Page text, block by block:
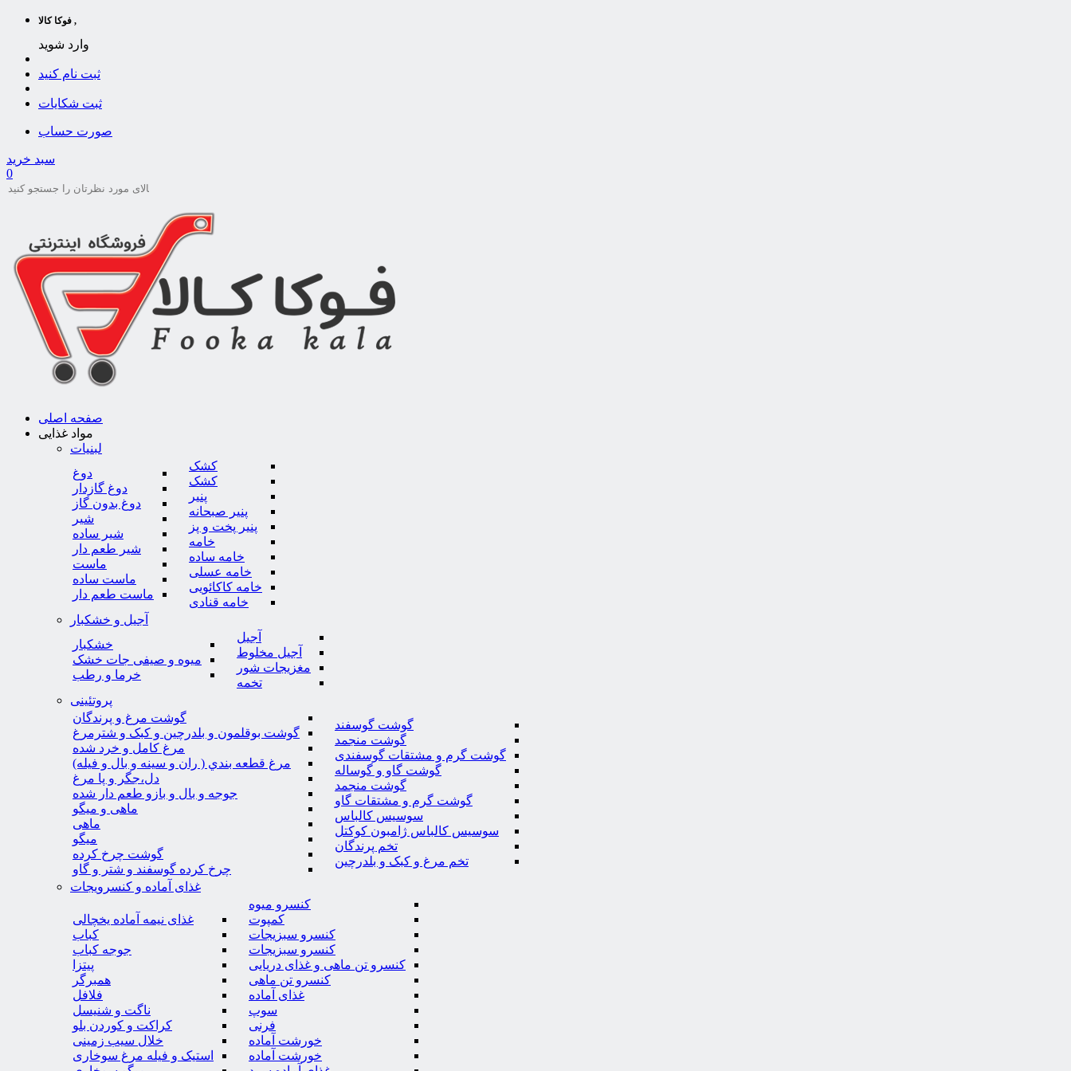
فوکا کالا ,
وارد شوید
ثبت نام کنید
ثبت شکایات
صورت حساب
سبد خرید
0
صفحه اصلی
مواد غذایی
لبنیات
کشک
کشک
پنیر
پنیر صبحانه
پنیر پخت و پز
خامه
خامه ساده
خامه عسلی
خامه کاکائویی
خامه قنادی
دوغ
دوغ گازدار
دوغ بدون گاز
شیر
شیر ساده
شیر طعم دار
ماست
ماست ساده
ماست طعم دار
آجیل و خشکبار
آجیل
آجیل مخلوط
مغزیجات شور
تخمه
خشکبار
میوه و صیفی جات خشک
خرما و رطب
پروتئینی
گوشت گوسفند
گوشت منجمد
گوشت گرم و مشتقات گوسفندی
گوشت گاو و گوساله
گوشت منجمد
گوشت گرم و مشتقات گاو
سوسیس کالباس
سوسیس کالباس ژامبون کوکتل
تخم پرندگان
تخم مرغ و کبک و بلدرچین
گوشت مرغ و پرندگان
گوشت بوقلمون و بلدرچین و کبک و شترمرغ
مرغ کامل و خرد شده
مرغ قطعه بندي ( ران و سينه و بال و فيله)
دل،جگر و پا مرغ
جوجه و بال و بازو طعم دار شده
ماهی و میگو
ماهی
میگو
گوشت چرخ کرده
چرخ کرده گوسفند و شتر و گاو
غذای آماده و کنسرویجات
کنسرو میوه
کمپوت
کنسرو سبزیجات
کنسرو سبزیجات
کنسرو تن ماهی و غذای دریایی
کنسرو تن ماهی
غذای آماده
سوپ
فرنی
خورشت آماده
خورشت آماده
غذای نیمه آماده یخچالی
کباب
جوجه کباب
پیتزا
همبرگر
فلافل
ناگت و شنیسل
کراکت و کوردن بلو
خلال سیب زمینی
استیک و فیله مرغ سوخاری